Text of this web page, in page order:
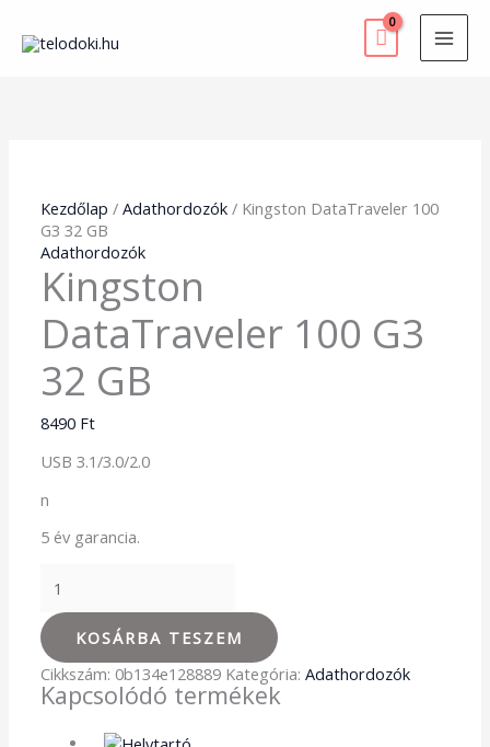
content
Kezdőlap /Adathordozók / Kingston DataTraveler 100
G3 32 GB
Adathordozók
Kingston
DataTraveler 100 G3
32 GB
8490 Ft
USB 3.1/3.0/2.0
n
5 év garancia.
mennyiség
KOSÁRBA TESZEM
Cikkszám: 0b134e128889 Kategória:Adathordozók
Kapcsolódó termékek